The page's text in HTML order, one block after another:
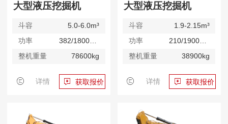
大型液压挖掘机
斗容
5.0-6.0m³
功率
382/1800kW/rpm
整机重量
78600kg
详情 获取报价
大型液压挖掘机
斗容
1.9-2.15m³
功率
整机重量
38900kg
详情 获取报价